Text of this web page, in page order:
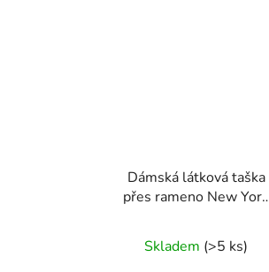
Dámská látková taška
přes rameno New York
Skladem (>5 ks)